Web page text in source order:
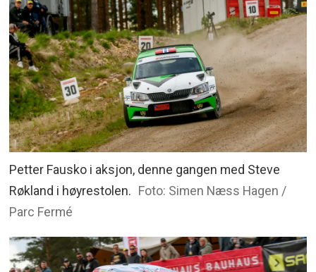
Petter Fausko i aksjon, denne gangen med Steve
Røkland i høyrestolen. Foto: Simen Næss Hagen /
Parc Fermé